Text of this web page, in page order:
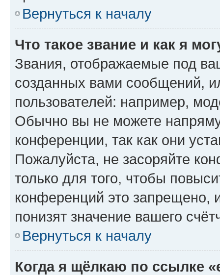
Вернуться к началу
Что такое звание и как я
Звания, отображаемые под
созданных вами сообщений,
пользователей: например,
Обычно вы не можете
конференции, так как они
Пожалуйста, не засоряйте
только для того, чтобы
конференций это запрещено,
понизят значение вашего
Вернуться к началу
Когда я щёлкаю по ссылке